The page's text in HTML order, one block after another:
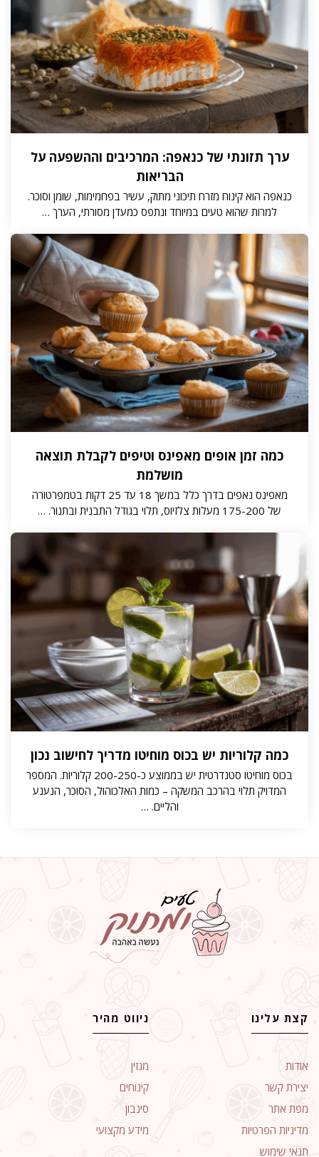
ערך תזונתי של כנאפה: המרכיבים וההשפעה על
הבריאות
כנאפה הוא קינוח מזרח תיכוני מתוק, עשיר בפחמימות, שומן וסוכר.
למרות שהוא טעים במיוחד ונתפס כמעדן מסורתי, הערך …
כמה זמן אופים מאפינס וטיפים לקבלת תוצאה
מושלמת
מאפינס נאפים בדרך כלל במשך 18 עד 25 דקות בטמפרטורה
של 175-200 מעלות צלזיוס, תלוי בגודל התבנית ובתנור. …
כמה קלוריות יש בכוס מוחיטו מדריך לחישוב נכון
בכוס מוחיטו סטנדרטית יש בממוצע כ-200-250 קלוריות. המספר
המדויק תלוי בהרכב המשקה – כמות האלכוהול, הסוכר, הנענע
והליים. …
קצת עלינו
אודות
יצירת קשר
מפת אתר
מדיניות הפרטיות
תנאי שימוש
ניווט מהיר
מגזין
קינוחים
סינבון
מידע מקצועי